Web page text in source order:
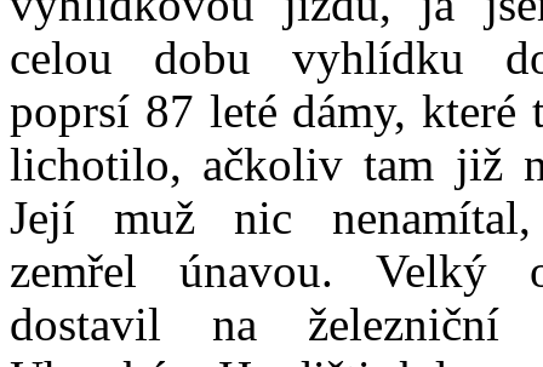
celou dobu vyhlídku
poprsí 87 leté dámy, které
lichotilo, ačkoliv tam již
Její muž nic
zemřel únavou. Velký
dostavil na